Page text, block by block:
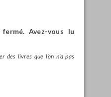
Avez-vous lu
des livres que l’on n’a pas